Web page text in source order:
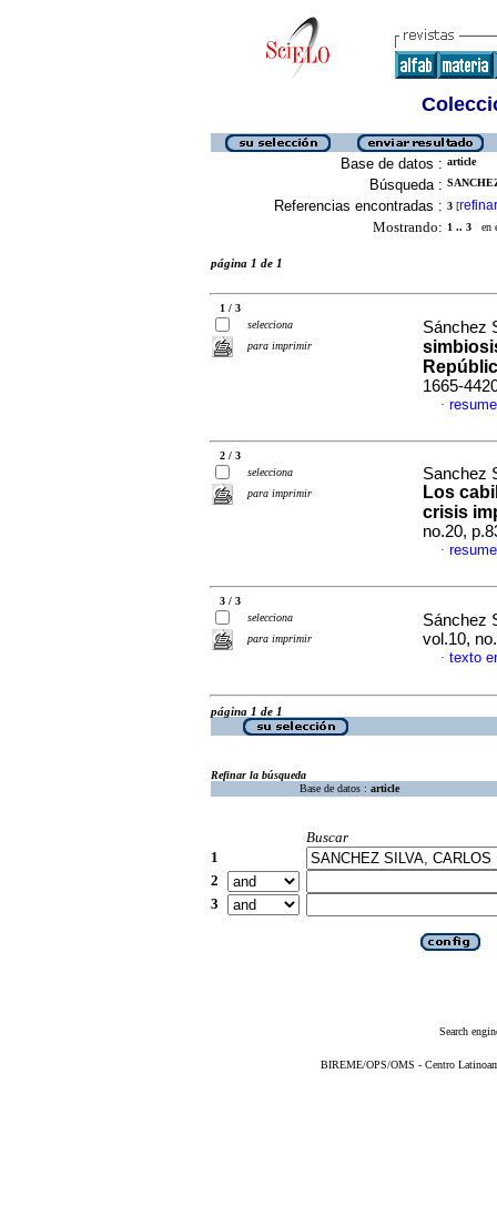
Base de datos : article
Búsqueda :
Referencias encontradas : 3 [refinar
Mostrando: 1 .. 3 en
página 1 de 1
1 / 3
selecciona
para imprimir
Sánchez
1665-
·
2 / 3
selecciona
para imprimir
Sanchez
Los
crisis
no.20,
·
3 / 3
selecciona
para imprimir
Sánchez
vol.10,
· texto
página 1 de 1
Refinar la búsqueda
Base de datos : article
Buscar
1
2
3
Search
BIREME/OPS/OMS - Centro